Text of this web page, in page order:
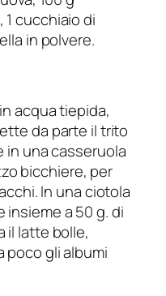
cucchiaio di
in polvere.
acqua tiepida,
da parte il trito
una casseruola
bicchiere, per
In una ciotola
insieme a 50 g. di
il latte bolle,
poco gli albumi